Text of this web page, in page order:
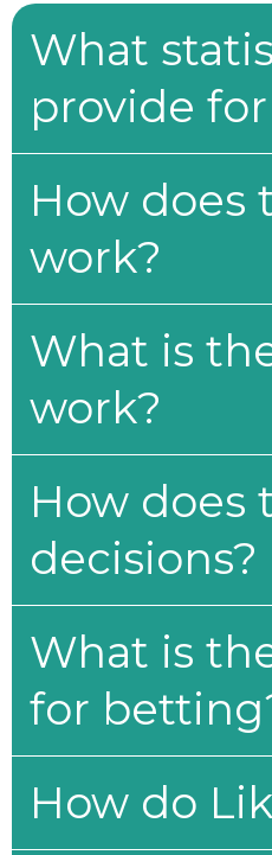
What
provide
How does
work?
What is
work?
How does
decisions?
What is
for
How do